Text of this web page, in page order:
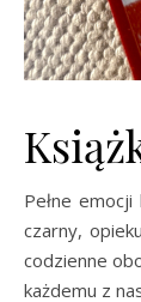
Pełne
czarny,
codzienne
każdemu z